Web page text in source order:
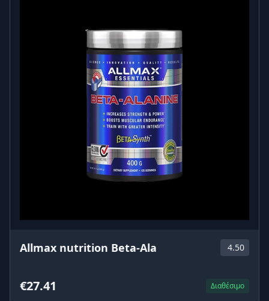
Allmax nutrition Beta-Ala 4.50
€27.41 Διαθέσιμο